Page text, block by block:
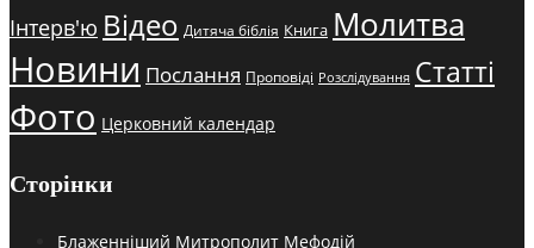
Інтерв'ю Відео Дитяча біблія Книга Молитва
Новини Послання Проповіді Розслідування Статті
Фото Церковний календар
Сторінки
Блаженніший Митрополит Мефодій